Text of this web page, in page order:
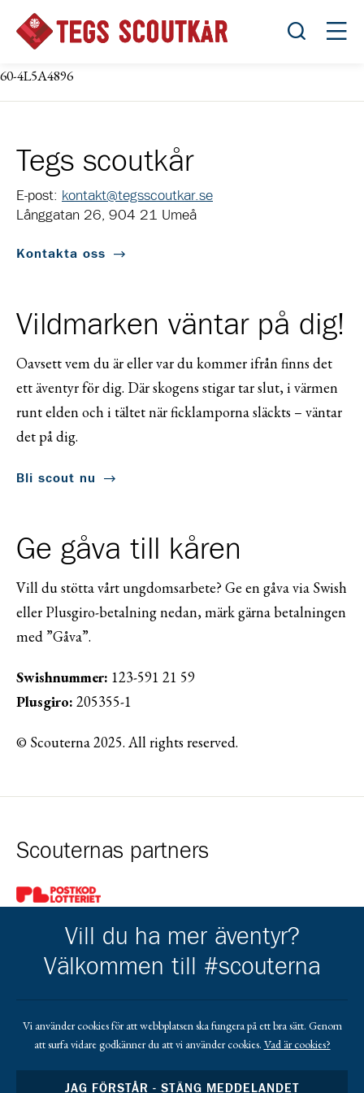
Öppna
60-4L5A4896
Tegs scoutkår
E-post: kontakt@tegsscoutkar.se
Långgatan 26, 904 21 Umeå
Kontakta oss
Vildmarken väntar på dig!
Oavsett vem du är eller var du kommer ifrån finns det
ett äventyr för dig. Där skogens stigar tar slut, i värmen
runt elden och i tältet när ficklamporna släckts – väntar
det på dig.
Bli scout nu
Ge gåva till kåren
Vill du stötta vårt ungdomsarbete? Ge en gåva via Swish
eller Plusgiro-betalning nedan, märk gärna betalningen
med ”Gåva”.
Swishnummer: 123-591 21 59
Plusgiro: 205355-1
© Scouterna 2025. All rights reserved.
Scouternas partners
Gå till pl_50
Gå till https://www.mera.se/Gå till https://www.lansforsakringar.se/
Gå till https://
Vill du ha mer äventyr?
Välkommen till #scouterna
Vi använder cookies för att webbplatsen ska fungera på ett bra sätt. Genom
att surfa vidare godkänner du att vi använder cookies. Vad är cookies?
JAG FÖRSTÅR - STÄNG MEDDELANDET